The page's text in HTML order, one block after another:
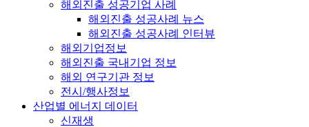
해외진출 성공기업 사례
해외진출 성공사례 뉴스
해외진출 성공사례 인터뷰
해외기업정보
해외진출 국내기업 정보
해외 연구기관 정보
전시/행사정보
산업별 에너지 데이터
신재생